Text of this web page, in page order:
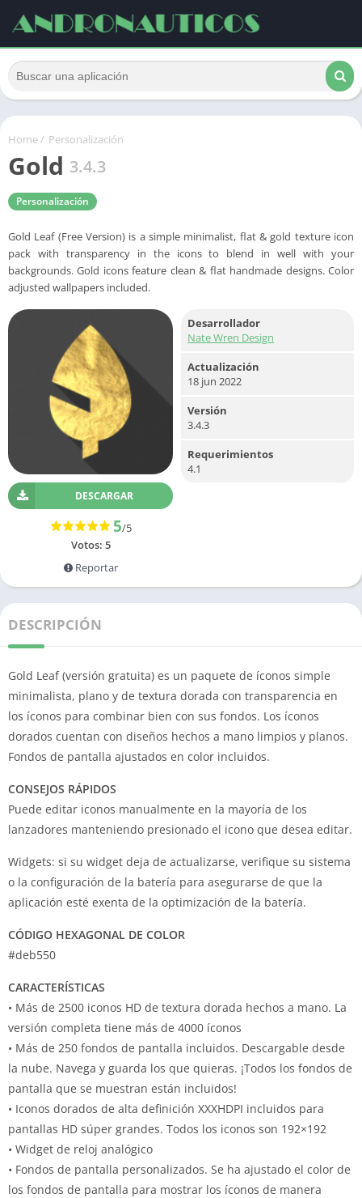
Home/ Personalización
Gold 3.4.3
Personalización
Gold Leaf (Free Version) is a simple minimalist, flat & gold texture icon
pack with transparency in the icons to blend in well with your
backgrounds. Gold icons feature clean & flat handmade designs. Color
adjusted wallpapers included.
DESCARGAR
5/5
Votos: 5
Reportar
Desarrollador
Nate Wren Design
Actualización
18 jun 2022
Versión
3.4.3
Requerimientos
4.1
DESCRIPCIÓN
Gold Leaf (versión gratuita) es un paquete de íconos simple
minimalista, plano y de textura dorada con transparencia en
los íconos para combinar bien con sus fondos. Los íconos
dorados cuentan con diseños hechos a mano limpios y planos.
Fondos de pantalla ajustados en color incluidos.
CONSEJOS RÁPIDOS
Puede editar iconos manualmente en la mayoría de los
lanzadores manteniendo presionado el icono que desea editar.
Widgets: si su widget deja de actualizarse, verifique su sistema
o la configuración de la batería para asegurarse de que la
aplicación esté exenta de la optimización de la batería.
CÓDIGO HEXAGONAL DE COLOR
#deb550
CARACTERÍSTICAS
• Más de 2500 iconos HD de textura dorada hechos a mano. La
versión completa tiene más de 4000 íconos
• Más de 250 fondos de pantalla incluidos. Descargable desde
la nube. Navega y guarda los que quieras. ¡Todos los fondos de
pantalla que se muestran están incluidos!
• Iconos dorados de alta definición XXXHDPI incluidos para
pantallas HD súper grandes. Todos los iconos son 192×192
• Widget de reloj analógico
• Fondos de pantalla personalizados. Se ha ajustado el color de
los fondos de pantalla para mostrar los íconos de manera